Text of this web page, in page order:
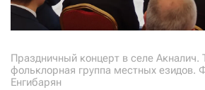
Праздничный концерт в селе Акналич.
фольклорная группа местных езидов.
Енгибарян